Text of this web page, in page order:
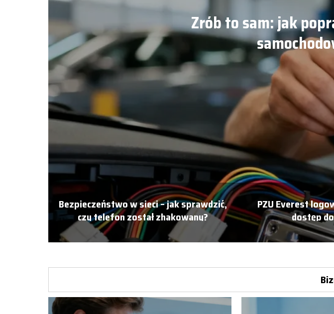
Zrób to sam: jak
Bezpieczeństwo w sieci – jak sprawdzić,
czy telefon został zhakowany?
PZU Everest
dostęp